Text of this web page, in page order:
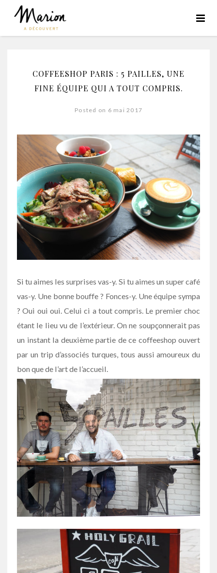
COFFEESHOP PARIS : 5 PAILLES, UNE
FINE ÉQUIPE QUI A TOUT COMPRIS.
Posted on 6 mai 2017
Si tu aimes les surprises vas-y. Si tu aimes un super café
vas-y. Une bonne bouffe ? Fonces-y. Une équipe sympa
? Oui oui oui. Celui ci a tout compris. Le premier choc
étant le lieu vu de l’extérieur. On ne soupçonnerait pas
un instant la deuxième partie de ce coffeeshop ouvert
par un trip d’associés turques, tous aussi amoureux du
bon que de l’art de l’accueil.